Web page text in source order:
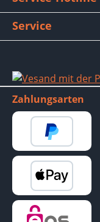
Service
Zahlungsarten